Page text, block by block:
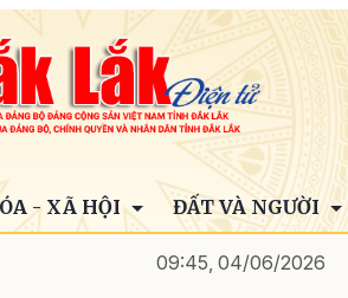
- XÃ HỘI ĐẤT VÀ NGƯỜI
09:45, 04/06/2026